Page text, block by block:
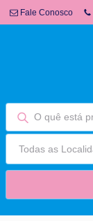
Fale Conosco